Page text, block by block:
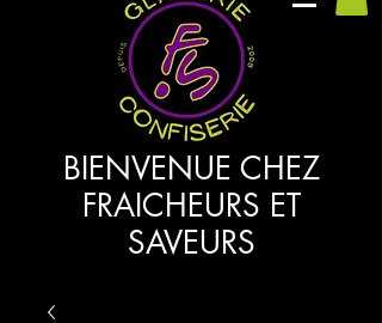
BIENVENUE CHEZ
FRAICHEURS ET
SAVEURS